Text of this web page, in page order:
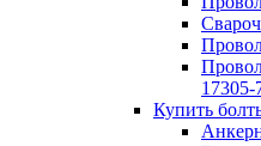
17305-
Купить